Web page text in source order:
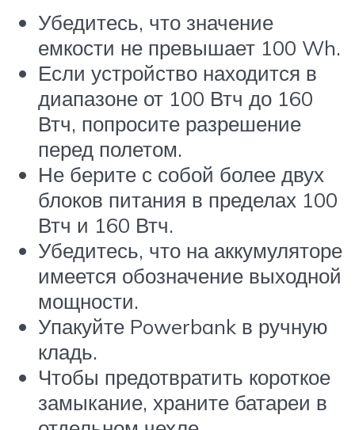
Убедитесь, что значение
емкости не превышает 100 Wh.
Если устройство находится в
диапазоне от 100 Втч до 160
Втч, попросите разрешение
перед полетом.
Не берите с собой более двух
блоков питания в пределах 100
Втч и 160 Втч.
Убедитесь, что на аккумуляторе
имеется обозначение выходной
мощности.
Упакуйте Powerbank в ручную
кладь.
Чтобы предотвратить короткое
замыкание, храните батареи в